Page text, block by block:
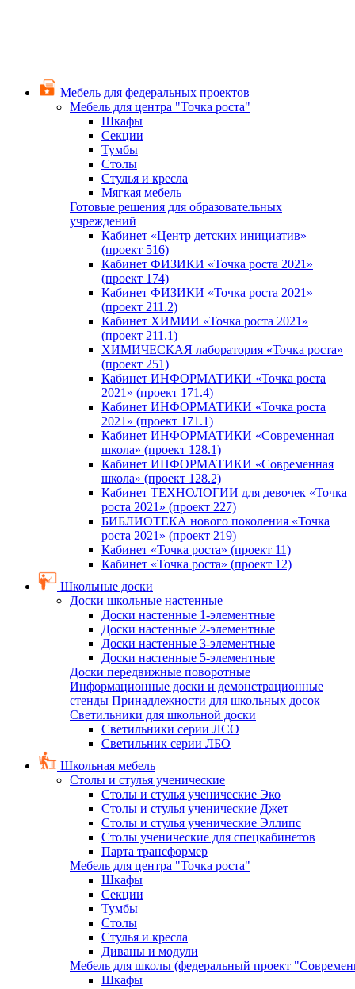
Мебель для федеральных проектов
Мебель для центра "Точка роста"
Шкафы
Секции
Тумбы
Столы
Стулья и кресла
Мягкая мебель
Готовые решения для образовательных
учреждений
Кабинет «Центр детских инициатив»
(проект 516)
Кабинет ФИЗИКИ «Точка роста 2021»
(проект 174)
Кабинет ФИЗИКИ «Точка роста 2021»
(проект 211.2)
Кабинет ХИМИИ «Точка роста 2021»
(проект 211.1)
ХИМИЧЕСКАЯ лаборатория «Точка роста»
(проект 251)
Кабинет ИНФОРМАТИКИ «Точка роста
2021» (проект 171.4)
Кабинет ИНФОРМАТИКИ «Точка роста
2021» (проект 171.1)
Кабинет ИНФОРМАТИКИ «Современная
школа» (проект 128.1)
Кабинет ИНФОРМАТИКИ «Современная
школа» (проект 128.2)
Кабинет ТЕХНОЛОГИИ для девочек «Точка
роста 2021» (проект 227)
БИБЛИОТЕКА нового поколения «Точка
роста 2021» (проект 219)
Кабинет «Точка роста» (проект 11)
Кабинет «Точка роста» (проект 12)
Школьные доски
Доски школьные настенные
Доски настенные 1-элементные
Доски настенные 2-элементные
Доски настенные 3-элементные
Доски настенные 5-элементные
Доски передвижные поворотные
Информационные доски и демонстрационные
стенды Принадлежности для школьных досок
Светильники для школьной доски
Светильники серии ЛСО
Светильник серии ЛБО
Школьная мебель
Столы и стулья ученические
Столы и стулья ученические Эко
Столы и стулья ученические Джет
Столы и стулья ученические Эллипс
Столы ученические для спецкабинетов
Парта трансформер
Мебель для центра "Точка роста"
Шкафы
Секции
Тумбы
Столы
Стулья и кресла
Диваны и модули
Мебель для школы (федеральный проект
Шкафы